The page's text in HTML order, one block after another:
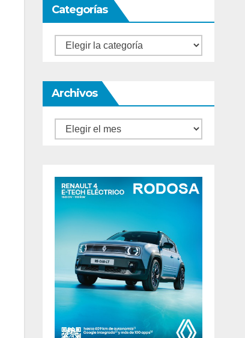
Categorías
Categorías
Archivos
Archivos